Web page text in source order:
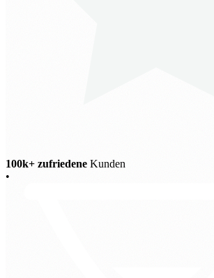
100k+ zufriedene Kunden
•